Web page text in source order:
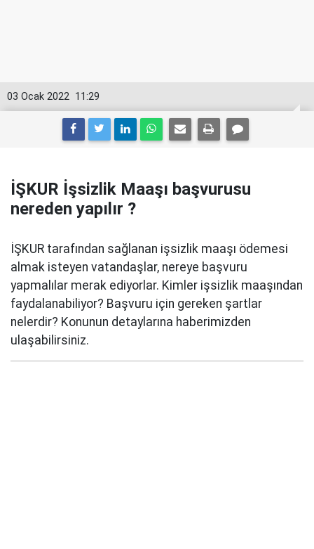
11:29
03 Ocak 2022
İŞKUR İşsizlik Maaşı başvurusu
nereden yapılır ?
İŞKUR tarafından sağlanan işsizlik maaşı ödemesi
almak isteyen vatandaşlar, nereye başvuru
yapmalılar merak ediyorlar. Kimler işsizlik maaşından
faydalanabiliyor? Başvuru için gereken şartlar
nelerdir? Konunun detaylarına haberimizden
ulaşabilirsiniz.